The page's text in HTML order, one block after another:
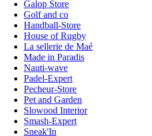
Galop Store
Golf and co
Handball-Store
House of Rugby
La sellerie de Maé
Made in Paradis
Nauti-wave
Padel-Expert
Pecheur-Store
Pet and Garden
Slowood Interior
Smash-Expert
Sneak'In